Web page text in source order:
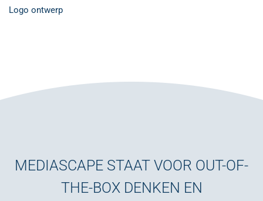
Logo ontwerp
MEDIASCAPE STAAT VOOR OUT-OF-
THE-BOX DENKEN EN